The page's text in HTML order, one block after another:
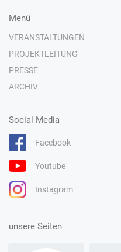
Menü
VERANSTALTUNGEN
PROJEKTLEITUNG
PRESSE
ARCHIV
Social Media
Facebook
Youtube
Instagram
unsere Seiten